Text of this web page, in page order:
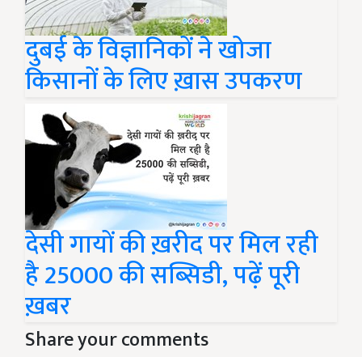
दुबई के विज्ञानिकों ने खोजा
किसानों के लिए ख़ास उपकरण
देसी गायों की ख़रीद पर मिल रही
है 25000 की सब्सिडी, पढ़ें पूरी
ख़बर
Share your comments